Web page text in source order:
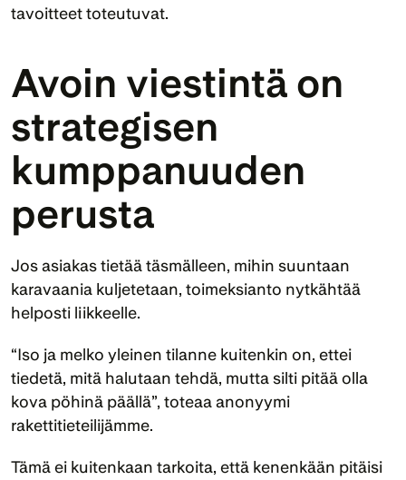
tavoitteet toteutuvat.
Avoin viestintä on
strategisen
kumppanuuden
perusta
Jos asiakas tietää täsmälleen, mihin suuntaan
karavaania kuljetetaan, toimeksianto nytkähtää
helposti liikkeelle.
“Iso ja melko yleinen tilanne kuitenkin on, ettei
tiedetä, mitä halutaan tehdä, mutta silti pitää olla
kova pöhinä päällä”, toteaa anonyymi
rakettitieteilijämme.
Tämä ei kuitenkaan tarkoita, että kenenkään pitäisi